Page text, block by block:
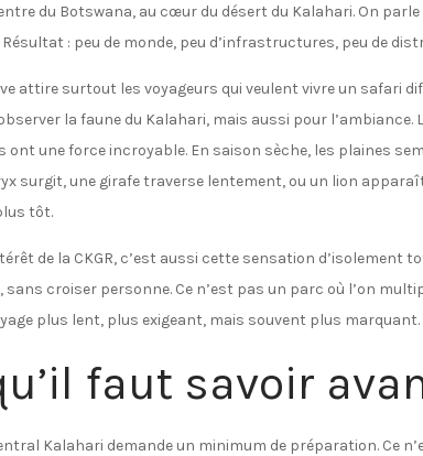
du Botswana, au cœur du désert du Kalahari. On
Résultat : peu de monde, peu d’infrastructures, peu de
attire surtout les voyageurs qui veulent vivre un safari
la faune du Kalahari, mais aussi pour
une force incroyable. En saison sèche, les plaines
surgit, une girafe traverse lentement, ou un lion
tôt.
de la CKGR, c’est aussi cette sensation
sans croiser personne. Ce n’est pas un parc où l’on
plus lent, plus exigeant, mais souvent plus marquant.
faut savoir
Kalahari demande un minimum de préparation. Ce